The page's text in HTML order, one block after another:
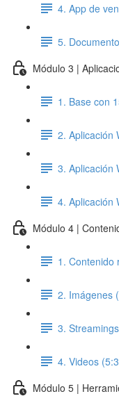
4. App de
5.
Módulo 3 |
1. Base con
2. Aplicación
3. Aplicación
4. Aplicación
Módulo 4 |
1. Contenido
2. Imágenes
3.
4. Videos
Módulo 5 |